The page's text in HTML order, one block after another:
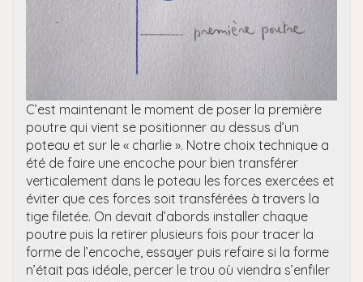
C’est maintenant le moment de poser la première
poutre qui vient se positionner au dessus d’un
poteau et sur le « charlie ». Notre choix technique a
été de faire une encoche pour bien transférer
verticalement dans le poteau les forces exercées et
éviter que ces forces soit transférées à travers la
tige filetée. On devait d’abords installer chaque
poutre puis la retirer plusieurs fois pour tracer la
forme de l’encoche, essayer puis refaire si la forme
n’était pas idéale, percer le trou où viendra s’enfiler